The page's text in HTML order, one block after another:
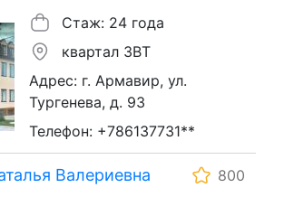
Стаж: 24 года
квартал ЗВТ
Адрес: г. Армавир, ул.
Тургенева, д. 93
Телефон: +786137731**
Валериевна
800